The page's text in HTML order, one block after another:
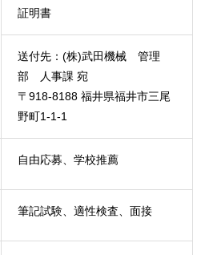
証明書
送付先：(株)武田機械 管理
部 人事課 宛
〒918-8188 福井県福井市三尾
野町1-1-1
自由応募、学校推薦
筆記試験、適性検査、面接